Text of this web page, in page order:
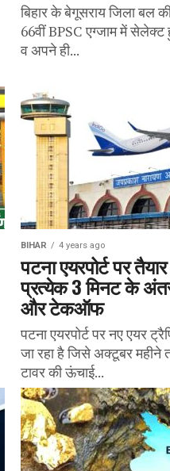
बिहार के बेगूसराय जिला बल की
66वीं BPSC एग्जाम में
व अपने ही...
BIHAR 4 years ago
पटना एयरपोर्ट पर
प्रत्येक 3 मिनट के
और टेकऑफ
पटना एयरपोर्ट पर नए एयर
जा रहा है जिसे अक्टूबर महीने
टावर की ऊंचाई...